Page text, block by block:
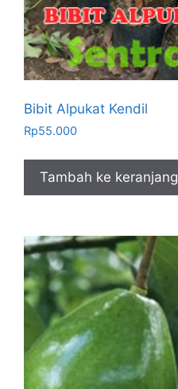
Bibit Alpukat Kendil
Rp55.000
Tambah ke keranjang